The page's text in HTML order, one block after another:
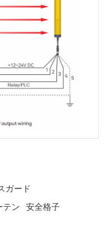
ガード
テン
安全格子